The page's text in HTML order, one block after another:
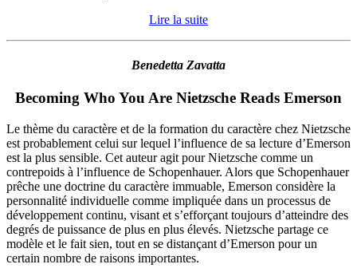
Lire la suite
Benedetta Zavatta
Becoming Who You Are Nietzsche Reads Emerson
Le thème du caractère et de la formation du caractère chez Nietzsche
est probablement celui sur lequel l’influence de sa lecture d’Emerson
est la plus sensible. Cet auteur agit pour Nietzsche comme un
contrepoids à l’influence de Schopenhauer. Alors que Schopenhauer
prêche une doctrine du caractère immuable, Emerson considère la
personnalité individuelle comme impliquée dans un processus de
développement continu, visant et s’efforçant toujours d’atteindre des
degrés de puissance de plus en plus élevés. Nietzsche partage ce
modèle et le fait sien, tout en se distançant d’Emerson pour un
certain nombre de raisons importantes.